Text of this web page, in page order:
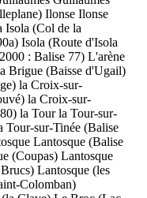
Ilonse Ilonse
Isola (Col de la
Isola (Route d'Isola
: Balise 77) L'arène
Brigue (Baisse d'Ugail)
la Croix-sur-
la Croix-sur-
la Tour la Tour-sur-
Tour-sur-Tinée (Balise
Lantosque (Balise
(Coupas) Lantosque
Lantosque (les
Colomban)